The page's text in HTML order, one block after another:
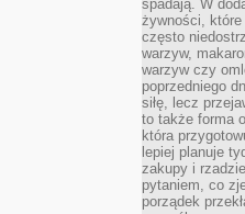
spadają. W
żywności,
często
warzyw,
warzyw czy
poprzedniego
siłę, lecz
to także forma
która
lepiej planuje
zakupy i
pytaniem, co
porządek